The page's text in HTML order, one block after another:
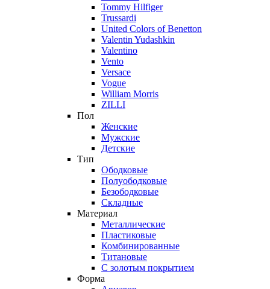
Tommy Hilfiger
Trussardi
United Colors of Benetton
Valentin Yudashkin
Valentino
Vento
Versace
Vogue
William Morris
ZILLI
Пол
Женские
Мужские
Детские
Тип
Ободковые
Полуободковые
Безободковые
Складные
Материал
Металлические
Пластиковые
Комбинированные
Титановые
С золотым покрытием
Форма